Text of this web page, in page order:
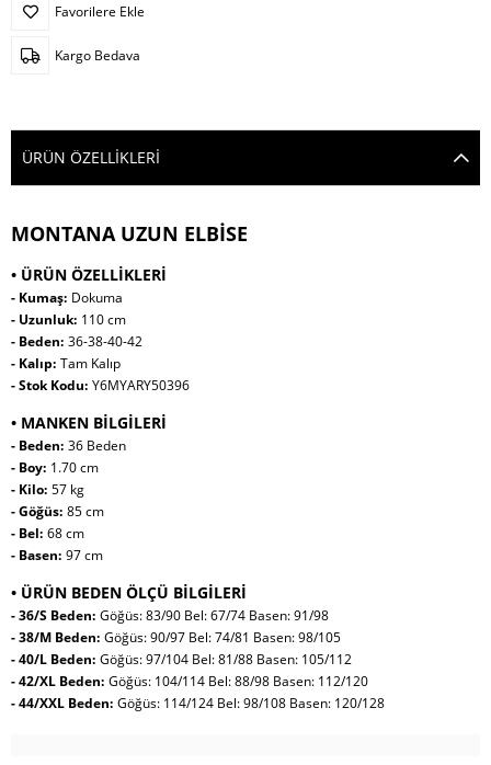
Favorilere Ekle
Kargo Bedava
ÜRÜN ÖZELLIKLERI
MONTANA UZUN ELBİSE
• ÜRÜN ÖZELLİKLERİ
- Kumaş: Dokuma
- Uzunluk: 110 cm
- Beden: 36-38-40-42
- Kalıp: Tam Kalıp
- Stok Kodu: Y6MYARY50396
• MANKEN BİLGİLERİ
- Beden: 36 Beden
- Boy: 1.70 cm
- Kilo: 57 kg
- Göğüs: 85 cm
- Bel: 68 cm
- Basen: 97 cm
• ÜRÜN BEDEN ÖLÇÜ BİLGİLERİ
- 36/S Beden: Göğüs: 83/90 Bel: 67/74 Basen: 91/98
- 38/M Beden: Göğüs: 90/97 Bel: 74/81 Basen: 98/105
- 40/L Beden: Göğüs: 97/104 Bel: 81/88 Basen: 105/112
- 42/XL Beden: Göğüs: 104/114 Bel: 88/98 Basen: 112/120
- 44/XXL Beden: Göğüs: 114/124 Bel: 98/108 Basen: 120/128